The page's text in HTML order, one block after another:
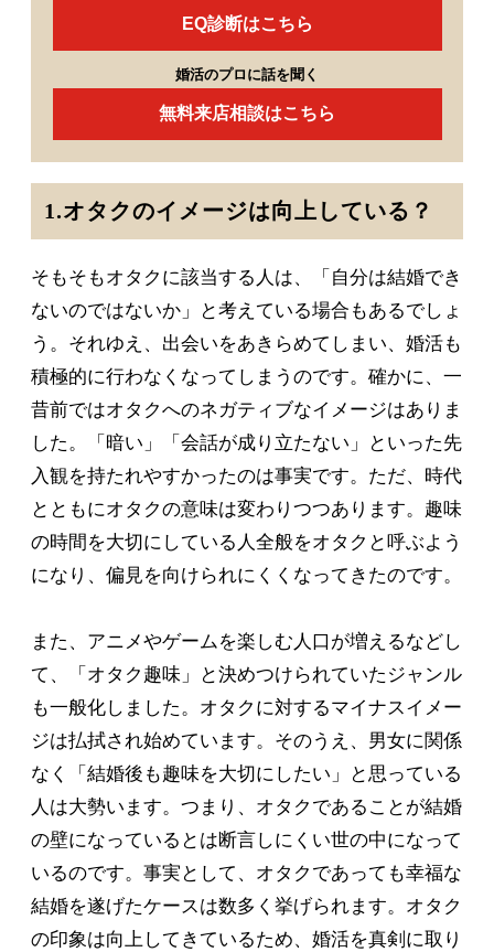
EQ診断はこちら
婚活のプロに話を聞く
無料来店相談はこちら
1.オタクのイメージは向上している？
そもそもオタクに該当する人は、「自分は結婚でき
ないのではないか」と考えている場合もあるでしょ
う。それゆえ、出会いをあきらめてしまい、婚活も
積極的に行わなくなってしまうのです。確かに、一
昔前ではオタクへのネガティブなイメージはありま
した。「暗い」「会話が成り立たない」といった先
入観を持たれやすかったのは事実です。ただ、時代
とともにオタクの意味は変わりつつあります。趣味
の時間を大切にしている人全般をオタクと呼ぶよう
になり、偏見を向けられにくくなってきたのです。
また、アニメやゲームを楽しむ人口が増えるなどし
て、「オタク趣味」と決めつけられていたジャンル
も一般化しました。オタクに対するマイナスイメー
ジは払拭され始めています。そのうえ、男女に関係
なく「結婚後も趣味を大切にしたい」と思っている
人は大勢います。つまり、オタクであることが結婚
の壁になっているとは断言しにくい世の中になって
いるのです。事実として、オタクであっても幸福な
結婚を遂げたケースは数多く挙げられます。オタク
の印象は向上してきているため、婚活を真剣に取り